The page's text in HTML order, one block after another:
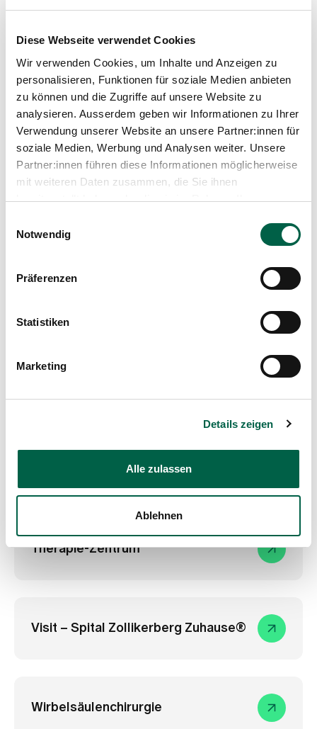
Diese Webseite verwendet Cookies
Wir verwenden Cookies, um Inhalte und Anzeigen zu
personalisieren, Funktionen für soziale Medien anbieten
zu können und die Zugriffe auf unsere Website zu
analysieren. Ausserdem geben wir Informationen zu Ihrer
Verwendung unserer Website an unsere Partner:innen für
soziale Medien, Werbung und Analysen weiter. Unsere
Partner:innen führen diese Informationen möglicherweise
mit weiteren Daten zusammen, die Sie ihnen
bereitgestellt haben oder die sie im Rahmen Ihrer
Notwendig
Präferenzen
Statistiken
Marketing
Details zeigen
Alle zulassen
Ablehnen
Nephrologie und Dialysezentrum
Onkologiepraxis
Orthopädie
TCM Zollikerberg
Therapie-Zentrum
Visit – Spital Zollikerberg Zuhause®
Wirbelsäulenchirurgie